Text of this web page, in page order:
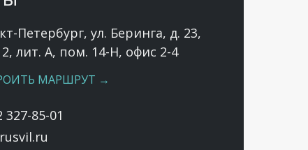
Петербург, ул. Беринга, д. 23,
лит. А, пом. 14-Н, офис 2-4
МАРШРУТ →
327-85-01